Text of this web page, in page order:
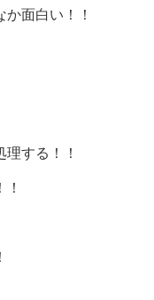
か面白い！！
する！！